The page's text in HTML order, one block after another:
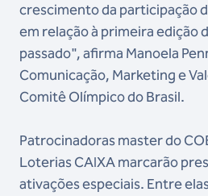
crescimento da participação
em relação à primeira edição
passado", afirma Manoela
Comunicação, Marketing e
Comitê Olímpico do Brasil.
Patrocinadoras master do
Loterias CAIXA marcarão
ativações especiais. Entre